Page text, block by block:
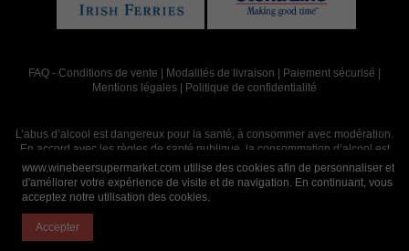
FAQ - Conditions de vente Modalités de livraison Paiement sécurisé
Mentions légales
Politique de confidentialité
L’abus d’alcool est dangereux pour la santé, à consommer avec modération.
En accord avec les règles de santé publique, la consommation d’alcool est
interdite aux mineurs, strictement réservée aux adultes de 18 ans et plus
www.winebeersupermarket.com utilise des cookies afin de personnaliser et
d'améliorer votre expérience de visite et de navigation. En continuant, vous
acceptez notre utilisation des cookies.
Accepter